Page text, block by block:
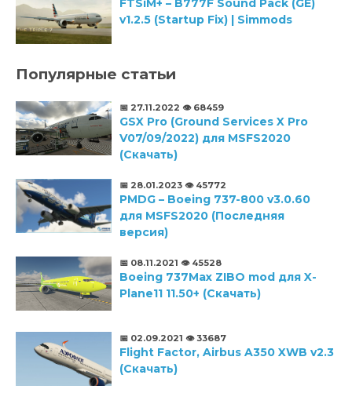
FTSiM+ – B777F Sound Pack (GE)
v1.2.5 (Startup Fix) | Simmods
Популярные статьи
📅 27.11.2022 👁️ 68459
GSX Pro (Ground Services X Pro
V07/09/2022) для MSFS2020
(Скачать)
📅 28.01.2023 👁️ 45772
PMDG – Boeing 737-800 v3.0.60
для MSFS2020 (Последняя
версия)
📅 08.11.2021 👁️ 45528
Boeing 737Max ZIBO mod для X-
Plane11 11.50+ (Скачать)
📅 02.09.2021 👁️ 33687
Flight Factor, Airbus A350 XWB v2.3
(Скачать)